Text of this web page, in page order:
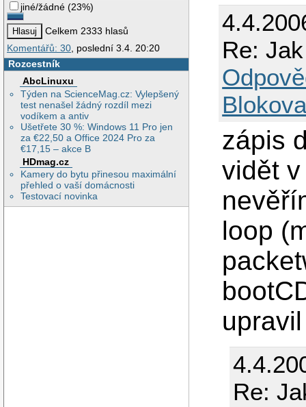
jiné/žádné (23%)
Celkem 2333 hlasů
Komentářů: 30, poslední 3.4. 20:20
Rozcestník
AbcLinuxu
Týden na ScienceMag.cz: Vylepšený
test nenašel žádný rozdíl mezi
vodíkem a antiv
Ušetřete 30 %: Windows 11 Pro jen
za €22,50 a Office 2024 Pro za
€17,15 – akce B
HDmag.cz
Kamery do bytu přinesou maximální
přehled o vaší domácnosti
Testovací novinka
Re:
zápis
vidět
loop
Re: